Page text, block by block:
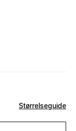
Størrelseguide